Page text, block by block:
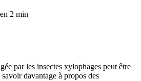
en 2 min
par les insectes xylophages peut être
davantage à propos des